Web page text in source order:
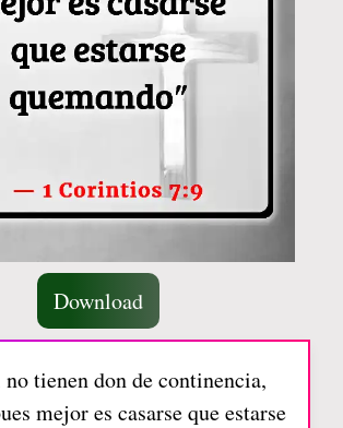
Download
no tienen don de continencia,
mejor es casarse que estarse